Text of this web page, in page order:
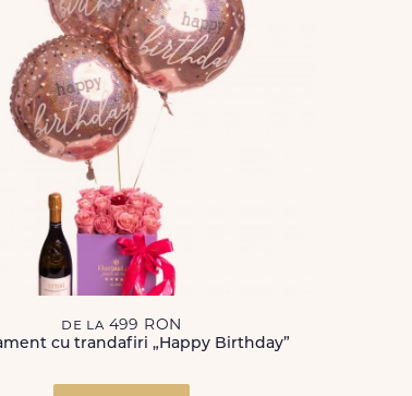
de la 499 RON
cu trandafiri „Happy Birthday”